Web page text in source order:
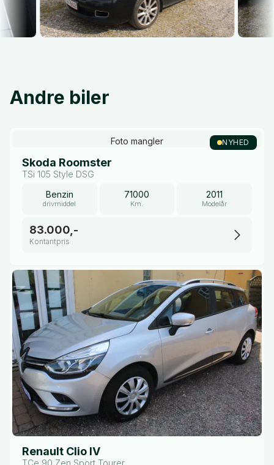
Andre biler
Foto mangler NYHED
Skoda Roomster
TSi 105 Style DSG
Benzin
drivmiddel
71000
Km.
2011
Modelår
83.000,-
Kontantpris
Renault Clio IV
TCe 90 Zen Sport Tourer